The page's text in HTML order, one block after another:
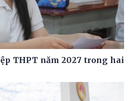
THPT năm 2027 trong hai